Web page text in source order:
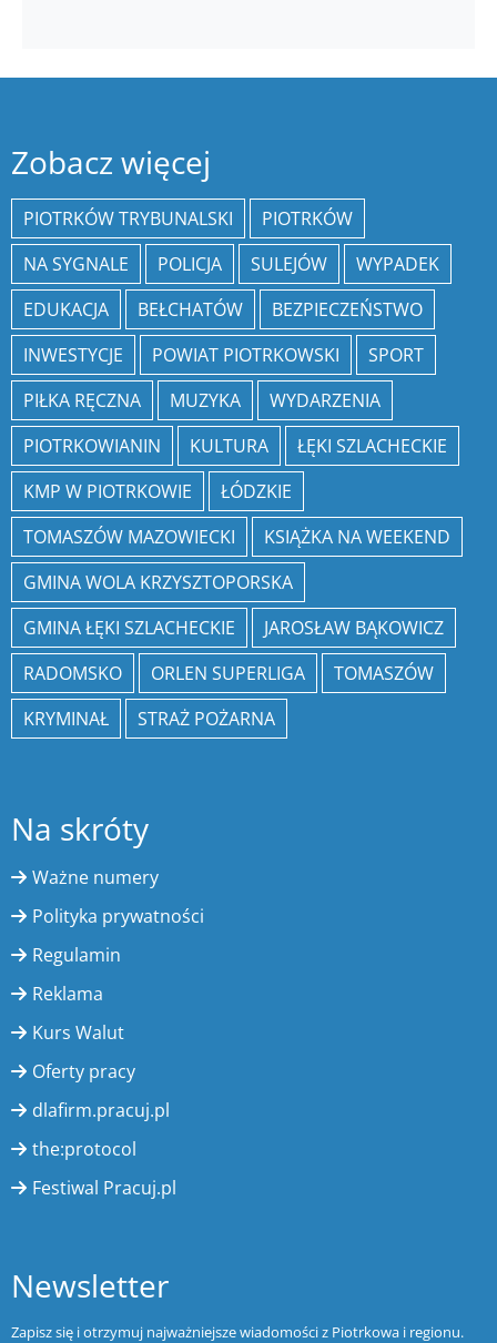
Zobacz więcej
PIOTRKÓW TRYBUNALSKI
PIOTRKÓW
NA SYGNALE
POLICJA SULEJÓW
WYPADEK
EDUKACJA
BEŁCHATÓW
BEZPIECZEŃSTWO
INWESTYCJE
POWIAT PIOTRKOWSKI
SPORT
PIŁKA RĘCZNA
MUZYKA
WYDARZENIA
PIOTRKOWIANIN
KULTURA
ŁĘKI SZLACHECKIE
KMP W PIOTRKOWIE
ŁÓDZKIE
TOMASZÓW MAZOWIECKI
KSIĄŻKA NA WEEKEND
GMINA WOLA KRZYSZTOPORSKA
GMINA ŁĘKI SZLACHECKIE
JAROSŁAW BĄKOWICZ
RADOMSKO
ORLEN SUPERLIGA
TOMASZÓW
KRYMINAŁ
STRAŻ POŻARNA
Na skróty
Ważne numery
Polityka prywatności
Regulamin
Reklama
Kurs Walut
Oferty pracy
dlafirm.pracuj.pl
the:protocol
Festiwal Pracuj.pl
Newsletter
Zapisz się i otrzymuj najważniejsze wiadomości z Piotrkowa i regionu.